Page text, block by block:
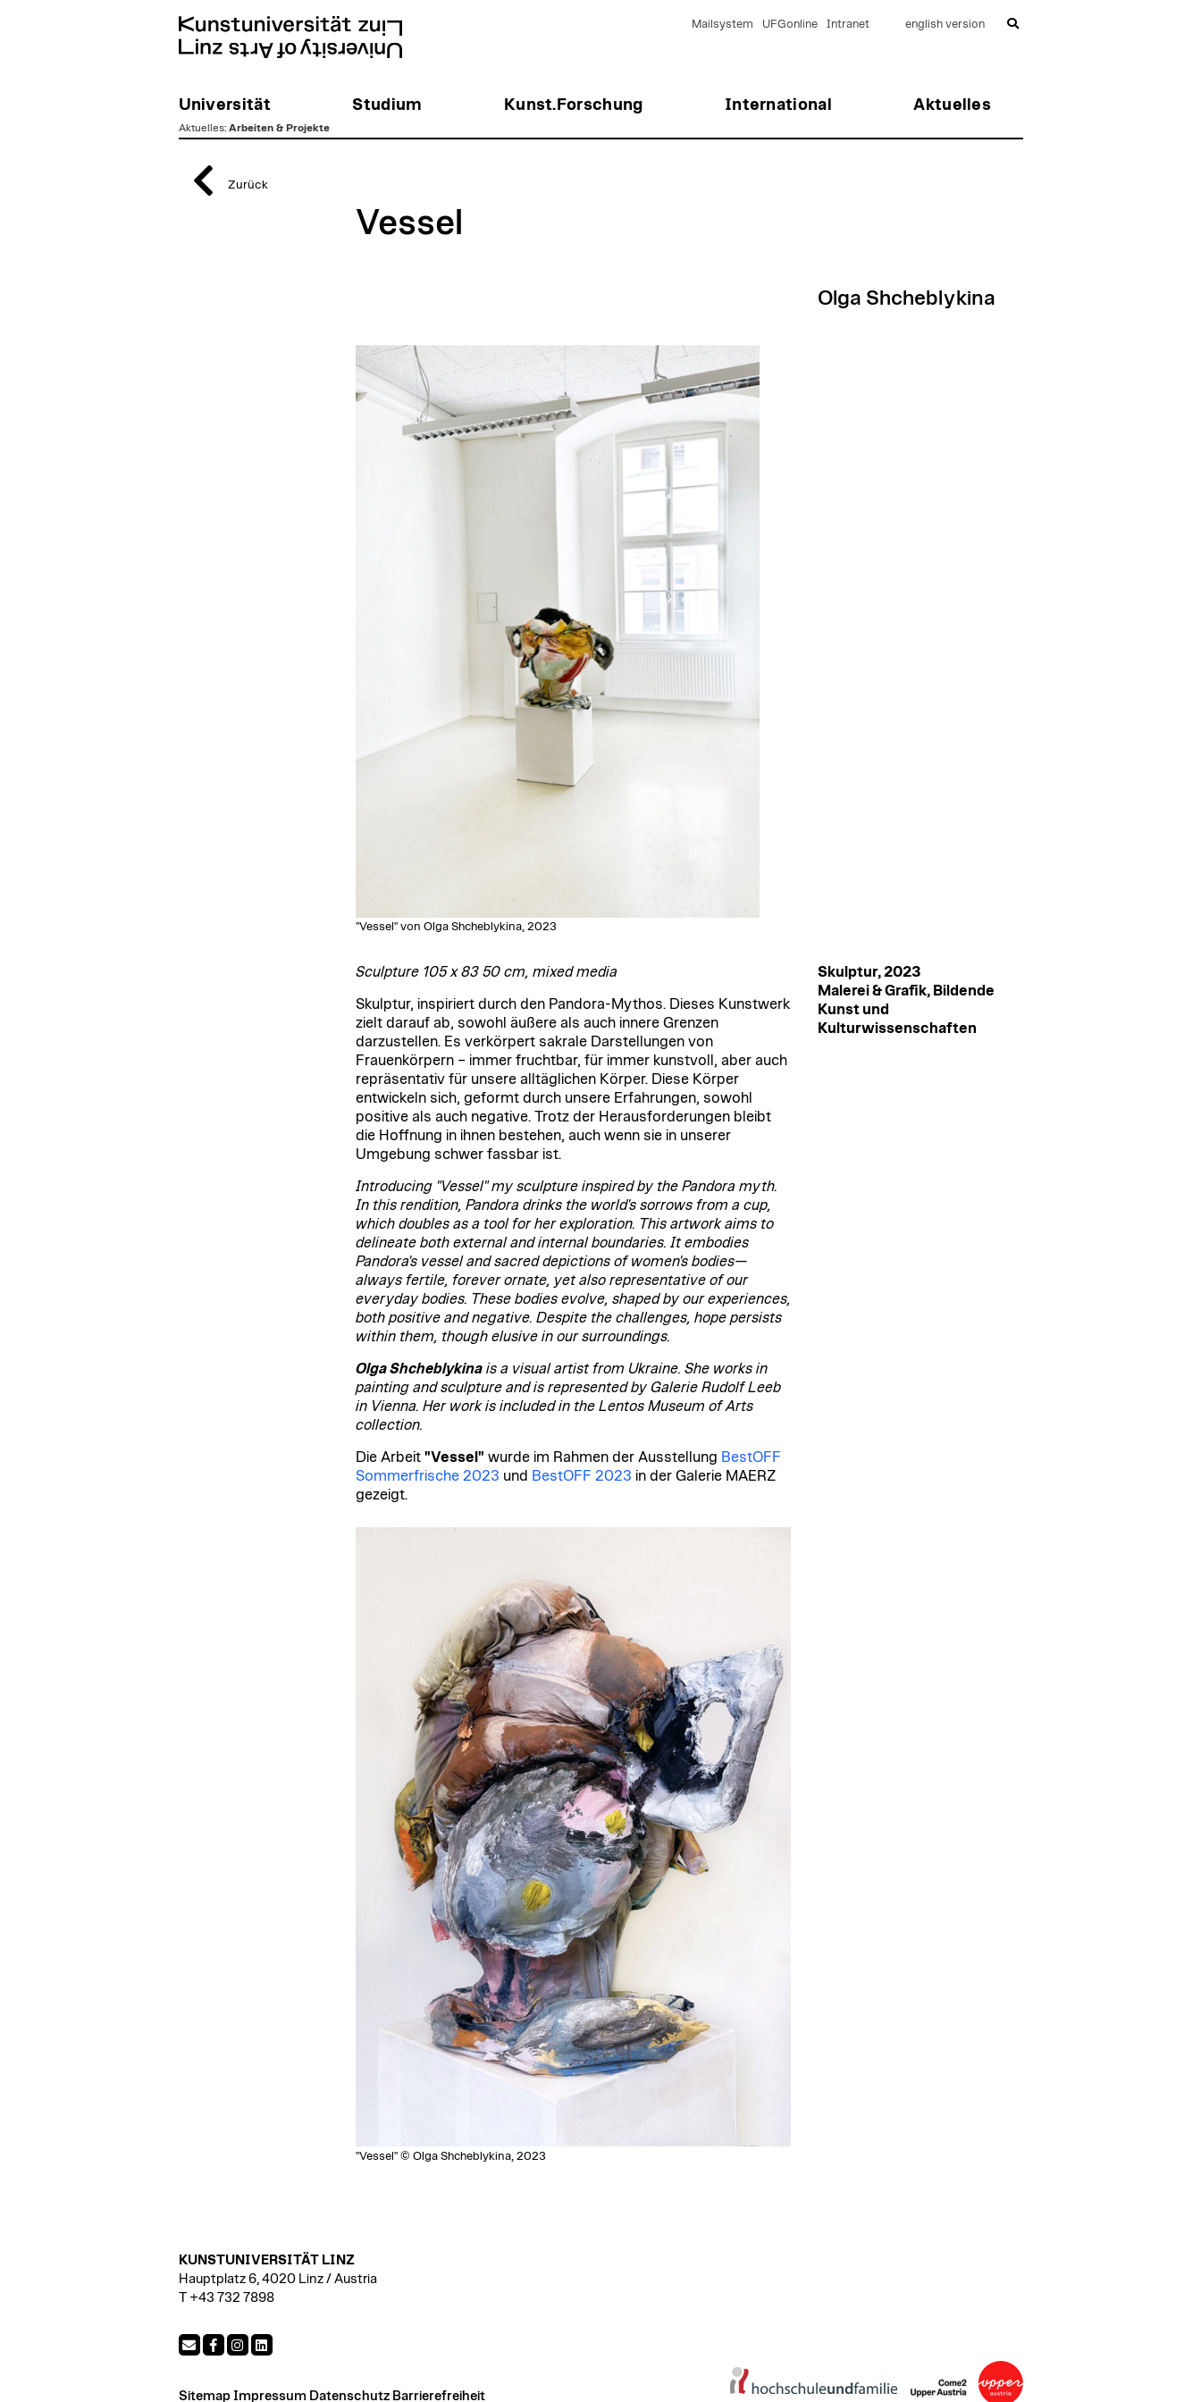
Universität Studium Kunst.Forschung International Aktuelles
Mailsystem UFGonline Intranet english version
Aktuelles: Arbeiten & Projekte
Zurück
Vessel
Olga Shcheblykina
"Vessel" von Olga Shcheblykina, 2023
Sculpture 105 x 83 50 cm, mixed media
Skulptur, inspiriert durch den Pandora-Mythos. Dieses Kunstwerk
zielt darauf ab, sowohl äußere als auch innere Grenzen
darzustellen. Es verkörpert sakrale Darstellungen von
Frauenkörpern – immer fruchtbar, für immer kunstvoll, aber auch
repräsentativ für unsere alltäglichen Körper. Diese Körper
entwickeln sich, geformt durch unsere Erfahrungen, sowohl
positive als auch negative. Trotz der Herausforderungen bleibt
die Hoffnung in ihnen bestehen, auch wenn sie in unserer
Umgebung schwer fassbar ist.
Introducing "Vessel" my sculpture inspired by the Pandora myth.
In this rendition, Pandora drinks the world's sorrows from a cup,
which doubles as a tool for her exploration. This artwork aims to
delineate both external and internal boundaries. It embodies
Pandora's vessel and sacred depictions of women's bodies—
always fertile, forever ornate, yet also representative of our
everyday bodies. These bodies evolve, shaped by our experiences,
both positive and negative. Despite the challenges, hope persists
within them, though elusive in our surroundings.
Olga Shcheblykinais a visual artist from Ukraine. She works in
painting and sculpture and is represented by Galerie Rudolf Leeb
in Vienna. Her work is included in the Lentos Museum of Arts
collection.
Die Arbeit "Vessel" wurde im Rahmen der Ausstellung BestOFF
Sommerfrische 2023 und BestOFF 2023 in der Galerie MAERZ
gezeigt.
"Vessel" © Olga Shcheblykina, 2023
Skulptur, 2023
Malerei & Grafik, Bildende
Kunst und
Kulturwissenschaften
KUNSTUNIVERSITÄT LINZ
Hauptplatz 6, 4020 Linz / Austria
T +43 732 7898
Sitemap Impressum Datenschutz Barrierefreiheit